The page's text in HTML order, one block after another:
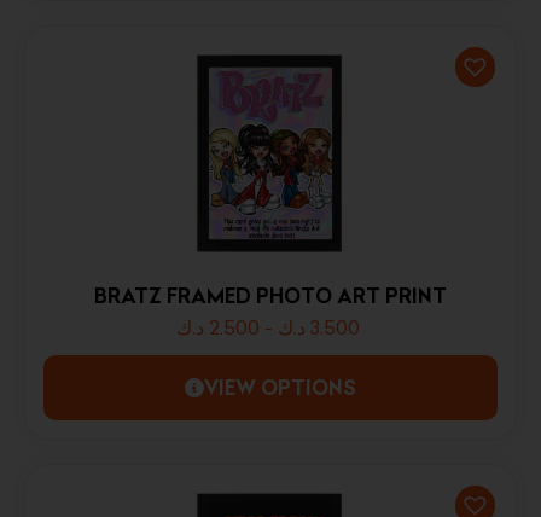
BRATZ FRAMED PHOTO ART PRINT
2.500 د.ك - 3.500 د.ك
VIEW OPTIONS